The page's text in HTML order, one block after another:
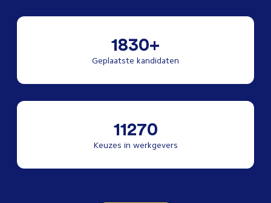
1830+
Geplaatste kandidaten
11270
Keuzes in werkgevers